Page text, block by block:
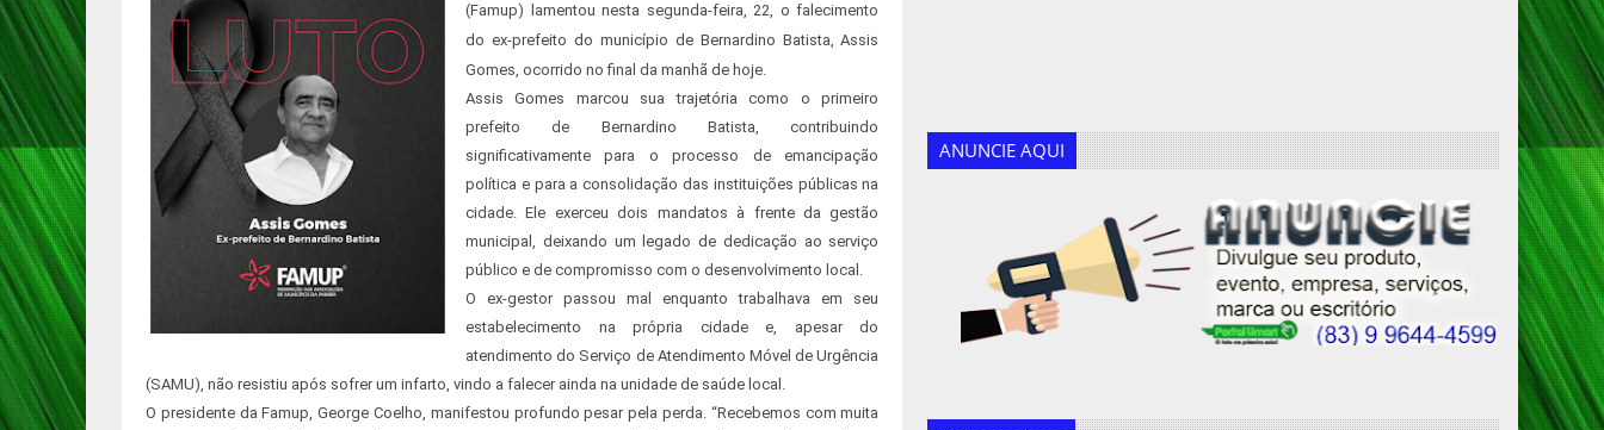
(Famup) lamentou nesta segunda-feira, 22, o falecimento
do ex-prefeito do município de Bernardino Batista, Assis
Gomes, ocorrido no final da manhã de hoje.
Assis Gomes marcou sua trajetória como o primeiro
prefeito de Bernardino Batista, contribuindo
significativamente para o processo de emancipação
política e para a consolidação das instituições públicas na
cidade. Ele exerceu dois mandatos à frente da gestão
municipal, deixando um legado de dedicação ao serviço
público e de compromisso com o desenvolvimento local.
O ex-gestor passou mal enquanto trabalhava em seu
estabelecimento na própria cidade e, apesar do
atendimento do Serviço de Atendimento Móvel de Urgência
(SAMU), não resistiu após sofrer um infarto, vindo a falecer ainda na unidade de saúde local.
O presidente da Famup, George Coelho, manifestou profundo pesar pela perda. “Recebemos com muita
ANUNCIE AQUI